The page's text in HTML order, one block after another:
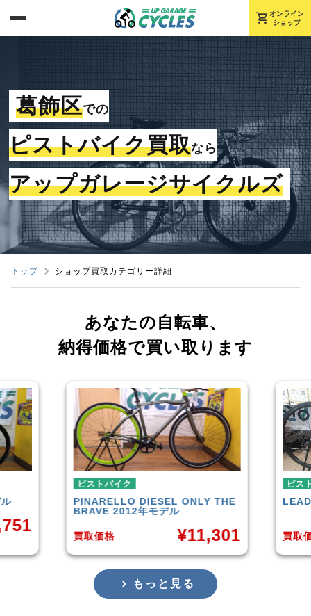
shopping_cart オンライン
ショップ
葛飾区での
ピストバイク買取なら
アップガレージサイクルズ
トップ ショップ買取カテゴリー詳細
あなたの自転車、
納得価格で買い取ります
ONLY THE
¥11,301
ピストバイク
LEADER721TR 2023年モデル
買取価格
¥42,000
もっと見る